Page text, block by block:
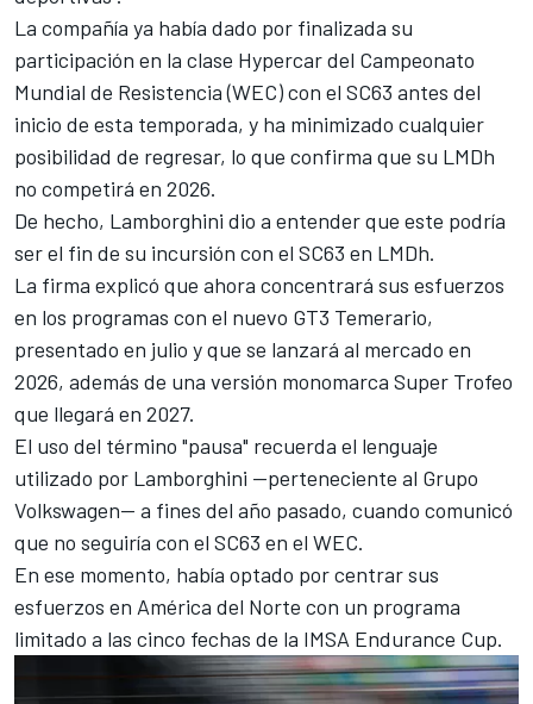
La compañía ya había dado por finalizada su
participación en la clase Hypercar del Campeonato
Mundial de Resistencia (WEC) con el SC63 antes del
inicio de esta temporada, y ha minimizado cualquier
posibilidad de regresar, lo que confirma que su LMDh
no competirá en 2026.
De hecho, Lamborghini dio a entender que este podría
ser el fin de su incursión con el SC63 en LMDh.
La firma explicó que ahora concentrará sus esfuerzos
en los programas con el nuevo GT3 Temerario,
presentado en julio y que se lanzará al mercado en
2026, además de una versión monomarca Super Trofeo
que llegará en 2027.
El uso del término "pausa" recuerda el lenguaje
utilizado por Lamborghini —perteneciente al Grupo
Volkswagen— a fines del año pasado, cuando comunicó
que no seguiría con el SC63 en el WEC.
En ese momento, había optado por centrar sus
esfuerzos en América del Norte con un programa
limitado a las cinco fechas de la IMSA Endurance Cup.